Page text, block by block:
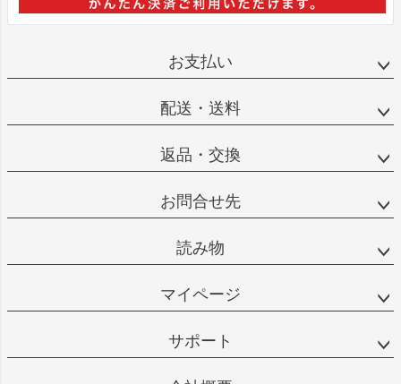
お支払い
配送・送料
返品・交換
お問合せ先
読み物
マイページ
サポート